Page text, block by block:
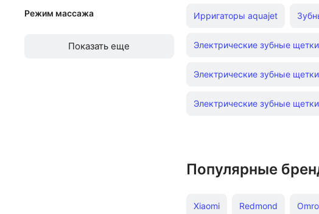
Режим массажа
Показать еще
Ирригаторы aquajet
Электрические зубные
Электрические зубные
Электрические зубные
Популярные
Xiaomi Redmond